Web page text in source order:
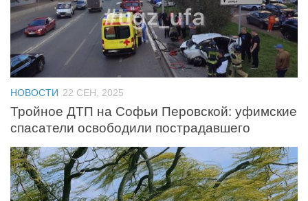
Контакты
Вакансии
НОВОСТИ 22 СЕН, 2025
Тройное ДТП на Софьи Перовской: уфимские
спасатели освободили пострадавшего